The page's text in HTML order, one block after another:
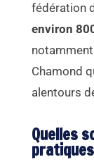
fédération
environ
Chamond
alentours
Quelles